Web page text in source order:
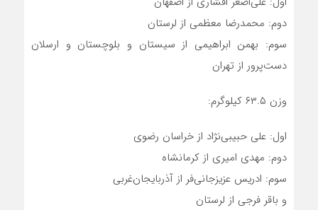
دوم: محمدرضا معظمی از لرستان
سوم: بهمن ابراهیمی‌ از سیستان و بلوچستان و ارسلان
دست‌پرور‌ از‌ تهران
وزن ۶۳.۵ کیلوگرم:
اول: علی حبیبی‌نژاد از خراسان رضوی
دوم: مهدی امیری از کرمانشاه
سوم: ادریس عزیزجانی‌فر‌ از آذربایجان‌غربی
و باقر فرجی از لرستان